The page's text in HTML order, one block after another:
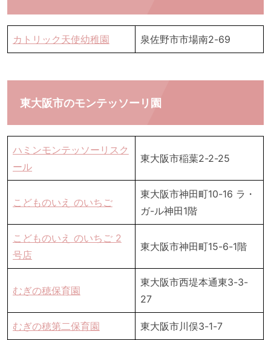
カトリック天使幼稚園 泉佐野市市場南2-69
東大阪市のモンテッソーリ園
ハミンモンテッソーリスク
ール
東大阪市稲葉2-2-25
こどものいえ のいちご
東大阪市神田町10-16 ラ・
ガ-ル神田1階
こどものいえ のいちご 2
号店
東大阪市神田町15-6-1階
むぎの穂保育園
東大阪市西堤本通東3-3-
27
むぎの穂第二保育園 東大阪市川俣3-1-7